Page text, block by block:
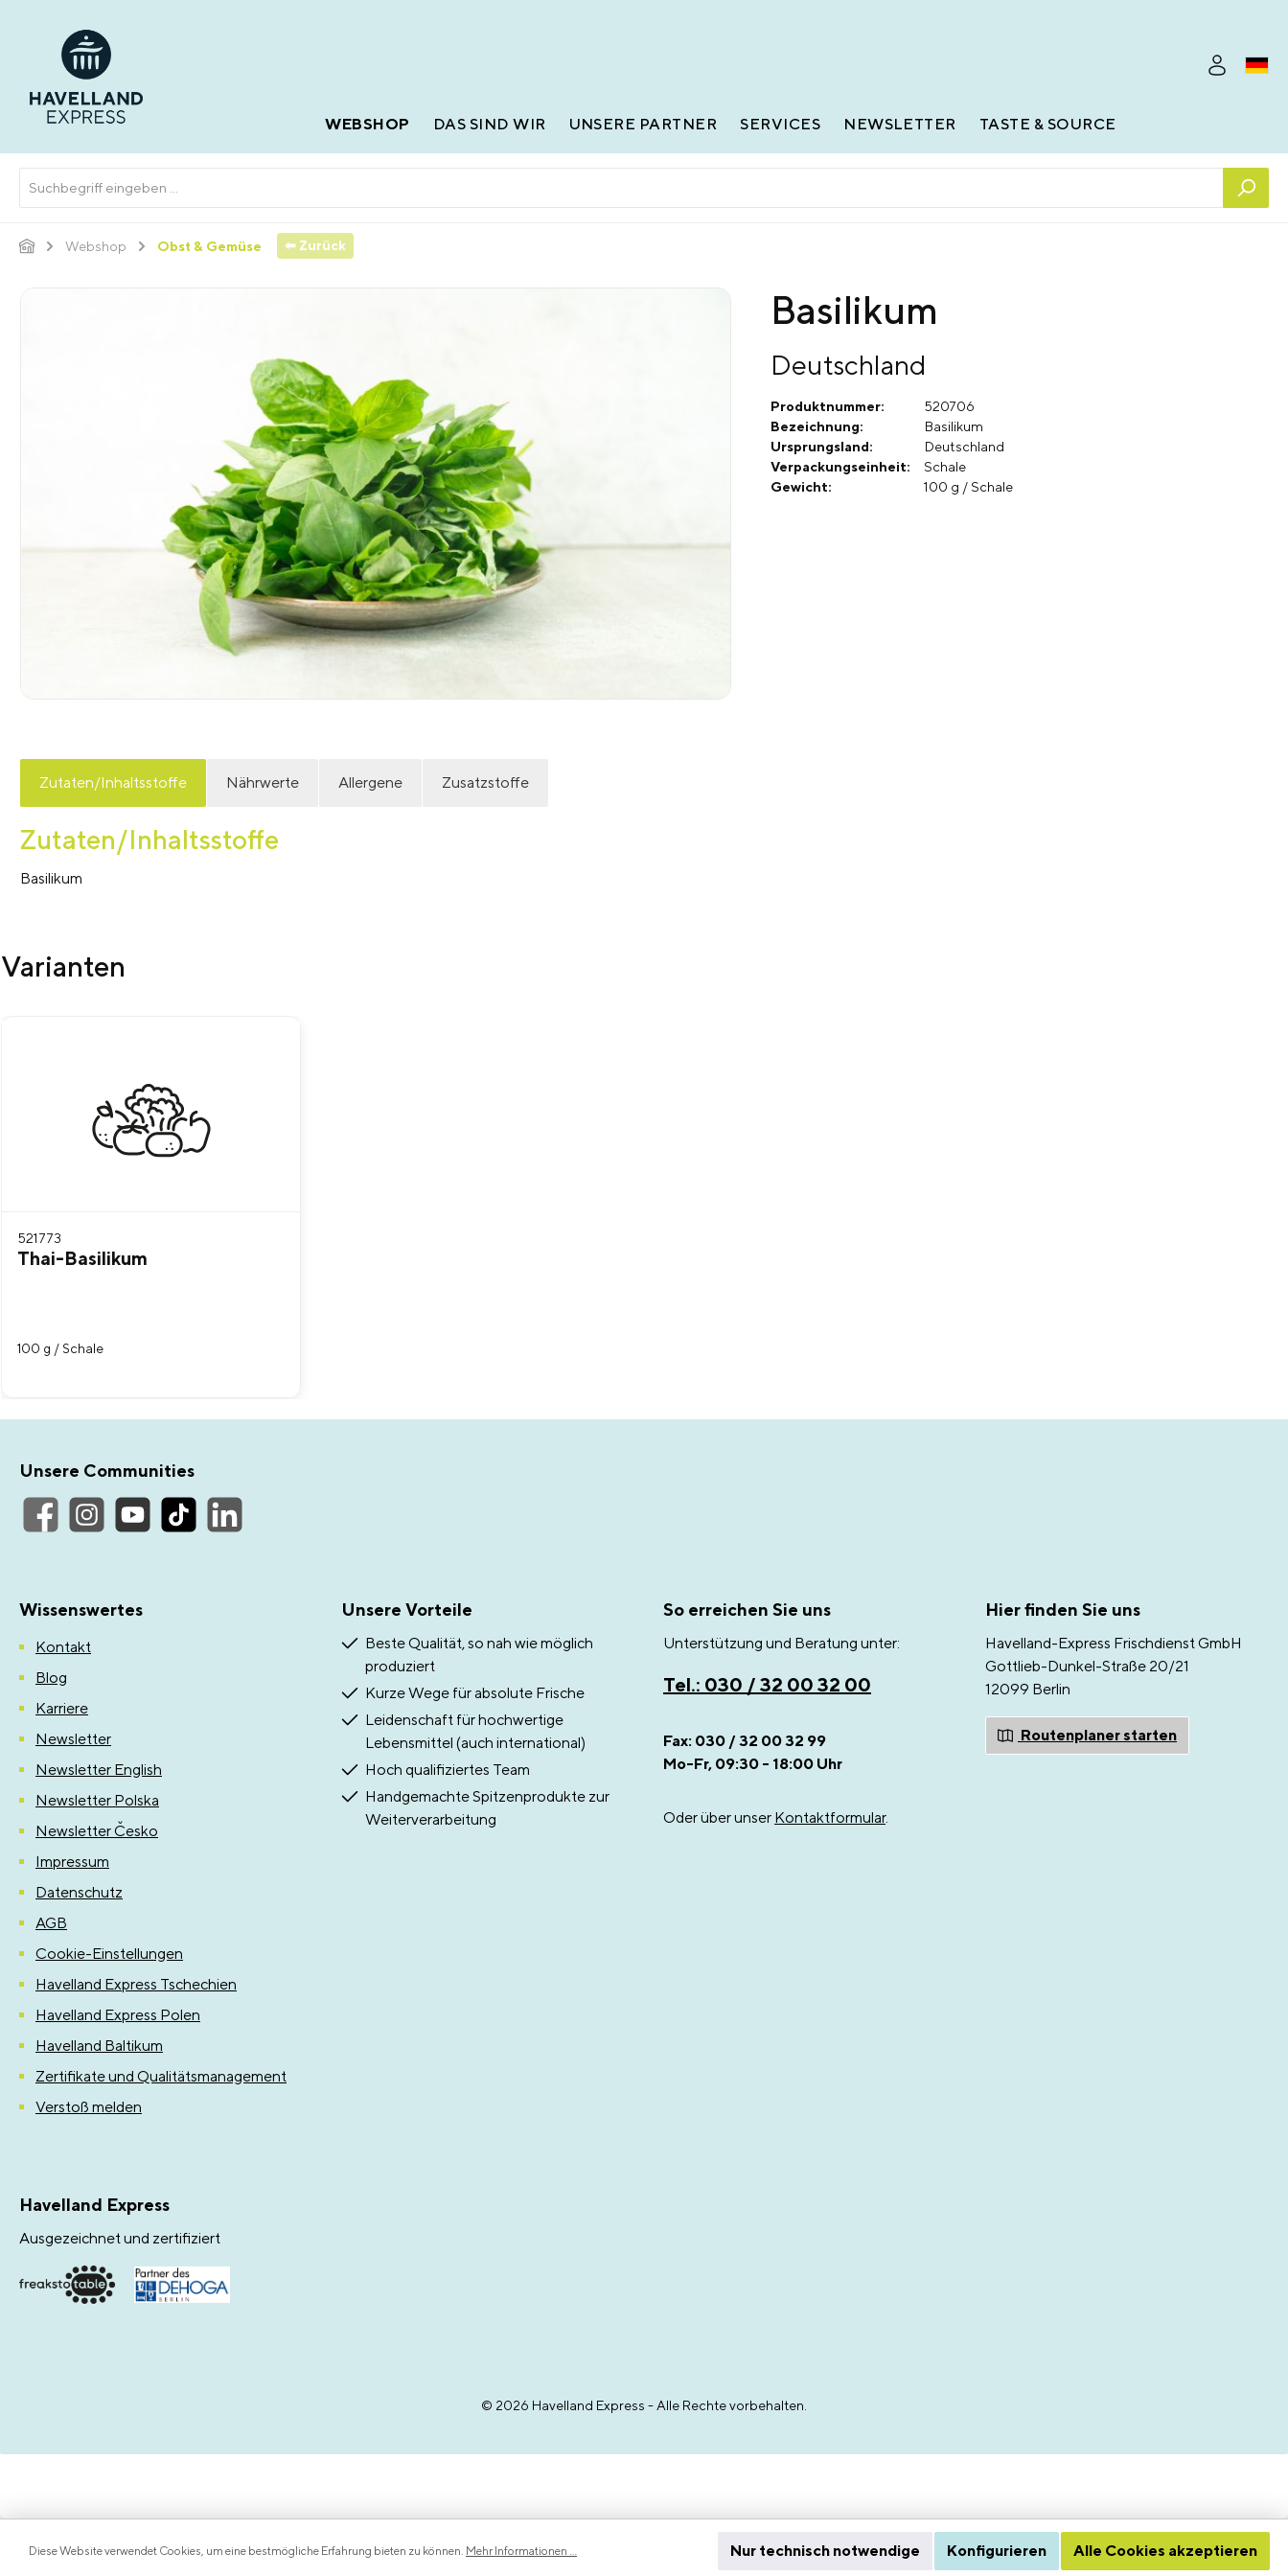
WEBSHOP DAS SIND WIR UNSERE PARTNER SERVICES NEWSLETTER TASTE & SOURCE
Webshop Obst & Gemüse ⬅ Zurück
Basilikum
Deutschland
Produktnummer:
520706
Bezeichnung:
Basilikum
Ursprungsland:
Deutschland
Verpackungseinheit:
Schale
Gewicht:
100 g / Schale
Zutaten/Inhaltsstoffe Nährwerte Allergene Zusatzstoffe
Zutaten/Inhaltsstoffe
Basilikum
Varianten
521773
Thai-Basilikum
100 g / Schale
Unsere Communities
Wissenswertes
Kontakt
Blog
Karriere
Newsletter
Newsletter English
Newsletter Polska
Newsletter Česko
Impressum
Datenschutz
AGB
Cookie-Einstellungen
Havelland Express Tschechien
Havelland Express Polen
Havelland Baltikum
Zertifikate und Qualitätsmanagement
Verstoß melden
Unsere Vorteile
Beste Qualität, so nah wie möglich
produziert
Kurze Wege für absolute Frische
Leidenschaft für hochwertige
Lebensmittel (auch international)
Hoch qualifiziertes Team
Handgemachte Spitzenprodukte zur
Weiterverarbeitung
So erreichen Sie uns
Unterstützung und Beratung unter:
Tel.: 030 / 32 00 32 00
Fax: 030 / 32 00 32 99
Mo-Fr, 09:30 - 18:00 Uhr
Oder über unser Kontaktformular.
Hier finden Sie uns
Havelland-Express Frischdienst GmbH
Gottlieb-Dunkel-Straße 20/21
12099 Berlin
Routenplaner starten
Havelland Express
Ausgezeichnet und zertifiziert
© 2026 Havelland Express - Alle Rechte vorbehalten.
Diese Website verwendet Cookies, um eine bestmögliche Erfahrung bieten zu können. Mehr Informationen ... Nur technisch notwendige Konfigurieren Alle Cookies akzeptieren